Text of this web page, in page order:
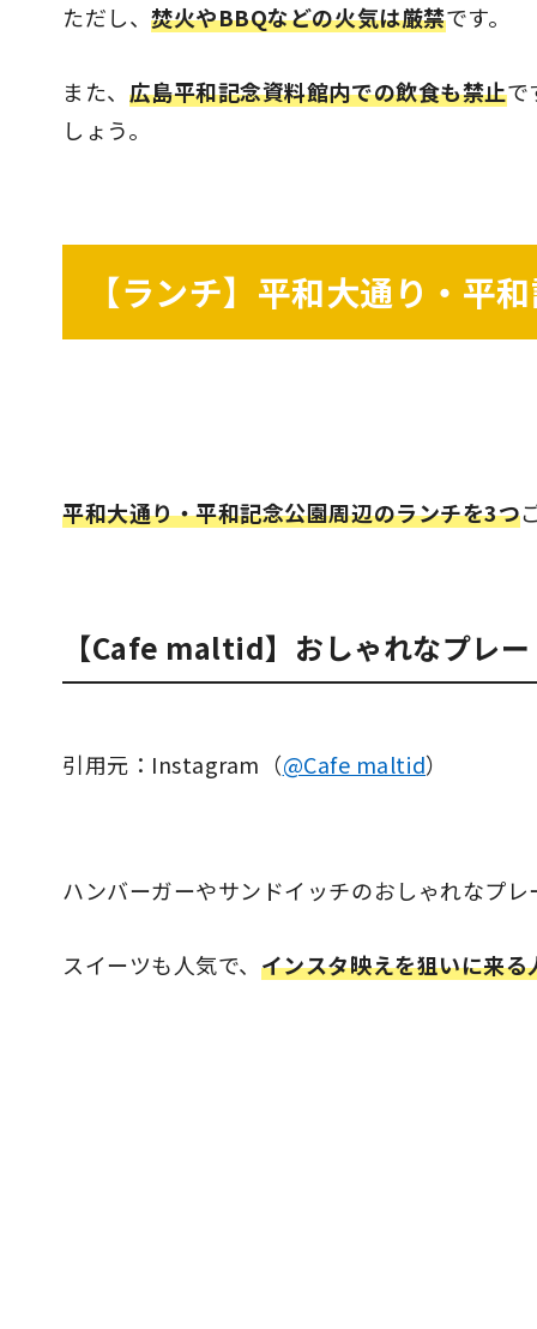
ただし、焚火やBBQなどの火気は厳禁です。
また、 広島平和記念資料館内での飲食も禁止で
しょう。
【ランチ】平和大通り・平
平和大通り・平和記念公園周辺のランチを3つ
【Cafe maltid】おしゃれなプレ
引用元：Instagram（@Cafe maltid）
ハンバーガーやサンドイッチのおしゃれなプ
スイーツも人気で、 インスタ映えを狙いに来